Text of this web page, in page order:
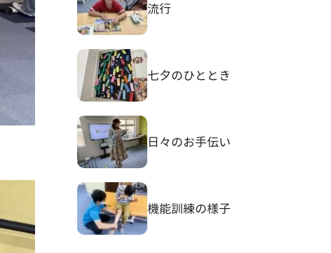
流行
七夕のひととき
日々のお手伝い
機能訓練の様子